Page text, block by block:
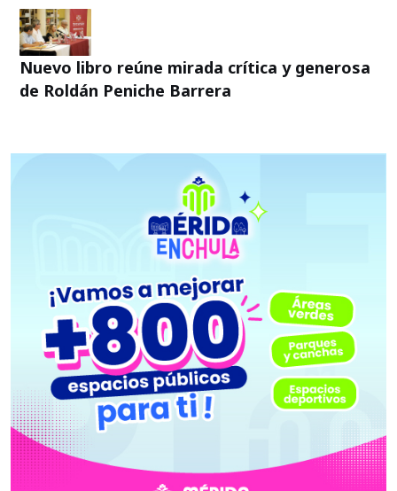
Nuevo libro reúne mirada crítica y generosa
de Roldán Peniche Barrera